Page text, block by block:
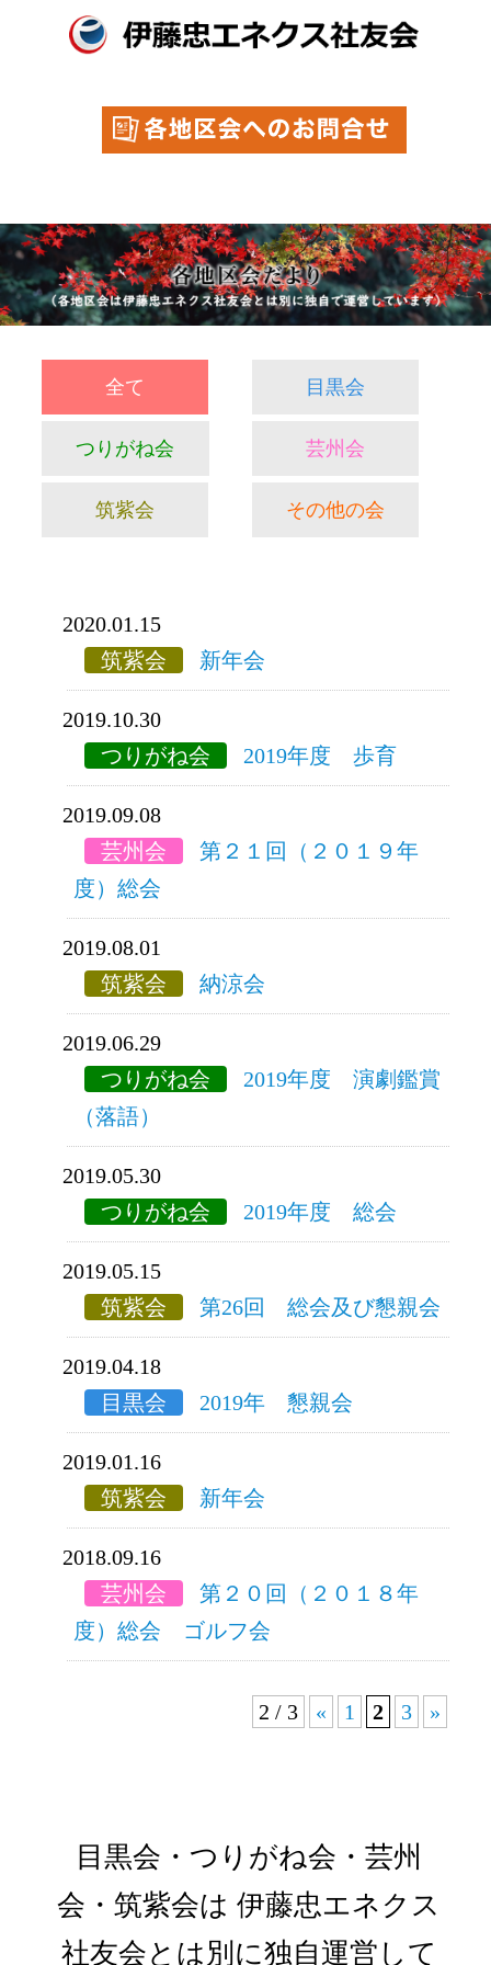
全て 目黒会
つりがね会 芸州会
筑紫会 その他の会
2020.01.15
筑紫会
新年会
2019.10.30
つりがね会
2019年度 歩育
2019.09.08
芸州会
第２１回（２０１９年
度）総会
2019.08.01
筑紫会
納涼会
2019.06.29
つりがね会
2019年度 演劇鑑賞
（落語）
2019.05.30
つりがね会
2019年度 総会
2019.05.15
筑紫会
第26回 総会及び懇親会
2019.04.18
目黒会
2019年 懇親会
2019.01.16
筑紫会
新年会
2018.09.16
芸州会
第２０回（２０１８年
度）総会 ゴルフ会
2 / 3 « 1 2 3 »
目黒会・つりがね会・芸州
会・筑紫会は 伊藤忠エネクス
社友会とは別に独自運営して